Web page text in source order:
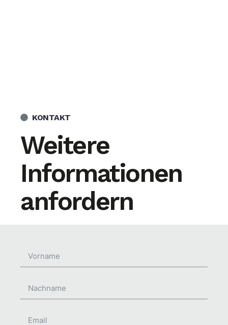
KONTAKT
Weitere
Informationen
anfordern